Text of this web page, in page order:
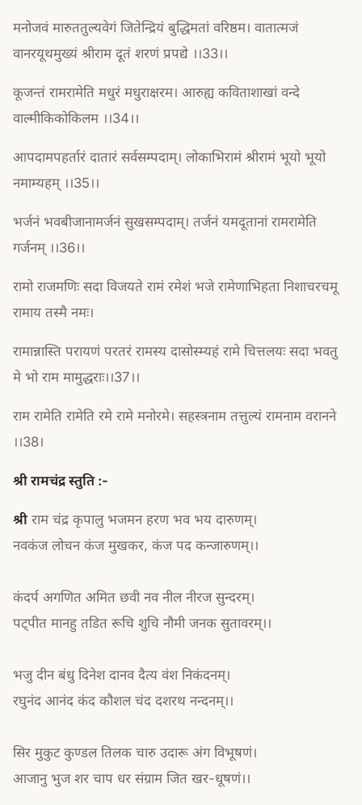
मनोजवं मारुततुल्यवेगं जितेन्द्रियं बुद्धिमतां वरिष्ठम। वातात्मजं
वानरयूथमुख्यं श्रीराम दूतं शरणं प्रपद्ये ।।33।।
कूजन्तं रामरामेति मधुरं मधुराक्षरम। आरुह्य कविताशाखां वन्दे
वाल्मीकिकोकिलम ।।34।।
आपदामपहर्तारं दातारं सर्वसम्पदाम्। लोकाभिरामं श्रीरामं भूयो भूयो
नमाम्यहम् ।।35।।
भर्जनं भवबीजानामर्जनं सुखसम्पदाम्। तर्जनं यमदूतानां रामरामेति
गर्जनम् ।।36।।
रामो राजमणिः सदा विजयते रामं रमेशं भजे रामेणाभिहता निशाचरचमू
रामाय तस्मै नमः।
रामान्नास्ति परायणं परतरं रामस्य दासोस्म्यहं रामे चित्तलयः सदा भवतु
मे भो राम मामुद्धराः।।37।।
राम रामेति रामेति रमे रामे मनोरमे। सहस्त्रनाम तत्तुल्यं रामनाम वरानने
।।38।
श्री रामचंद्र स्तुति :-
श्री राम चंद्र कृपालु भजमन हरण भव भय दारुणम्।
नवकंज लोचन कंज मुखकर, कंज पद कन्जारुणम्।।
कंदर्प अगणित अमित छवी नव नील नीरज सुन्दरम्।
पट्पीत मानहु तडित रूचि शुचि नौमी जनक सुतावरम्।।
भजु दीन बंधु दिनेश दानव दैत्य वंश निकंदनम्।
रघुनंद आनंद कंद कौशल चंद दशरथ नन्दनम्।।
सिर मुकुट कुण्डल तिलक चारु उदारू अंग विभूषणं।
आजानु भुज शर चाप धर संग्राम जित खर-धूषणं।।